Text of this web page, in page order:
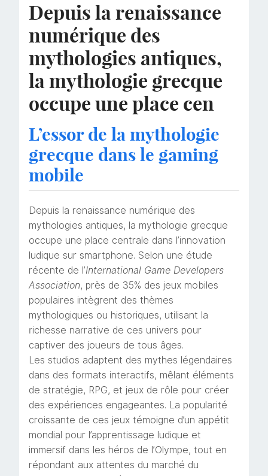
Depuis la renaissance
numérique des
mythologies antiques,
la mythologie grecque
occupe une place cen
L’essor de la mythologie
grecque dans le gaming
mobile
Depuis la renaissance numérique des
mythologies antiques, la mythologie grecque
occupe une place centrale dans l’innovation
ludique sur smartphone. Selon une étude
récente de l’International Game Developers
Association, près de 35% des jeux mobiles
populaires intègrent des thèmes
mythologiques ou historiques, utilisant la
richesse narrative de ces univers pour
captiver des joueurs de tous âges.
Les studios adaptent des mythes légendaires
dans des formats interactifs, mêlant éléments
de stratégie, RPG, et jeux de rôle pour créer
des expériences engageantes. La popularité
croissante de ces jeux témoigne d’un appétit
mondial pour l’apprentissage ludique et
immersif dans les héros de l’Olympe, tout en
répondant aux attentes du marché du